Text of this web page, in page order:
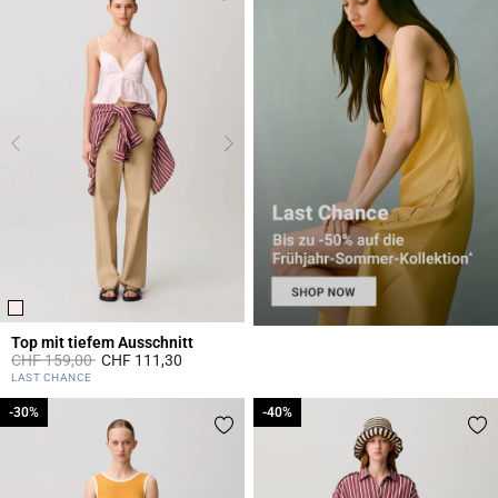
Top mit tiefem Ausschnitt
Price reduced from
CHF 159,00toCHF 111,30
5 out of 5 Customer Rating
LAST CHANCE
-30%
-30% -40%
-40%